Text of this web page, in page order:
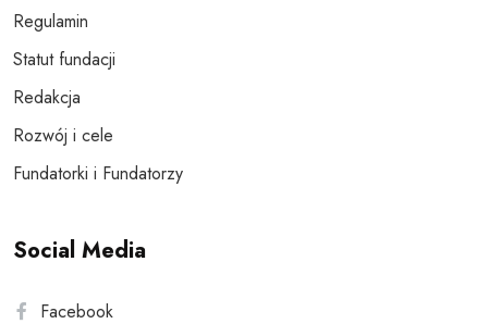
Regulamin
Statut fundacji
Redakcja
Rozwój i cele
Fundatorki i Fundatorzy
Social Media
Facebook